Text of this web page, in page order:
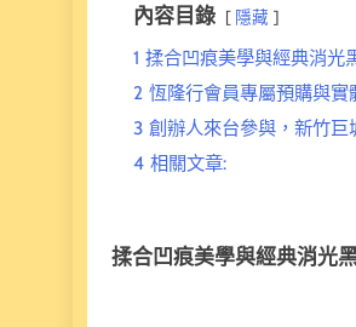
內容目錄 隱藏
1 揉合凹痕美學與經典消光
2 恆隆行會員專屬預購與實
3 創辦人來台參與，新竹
4 相關文章:
揉合凹痕美學與經典消光